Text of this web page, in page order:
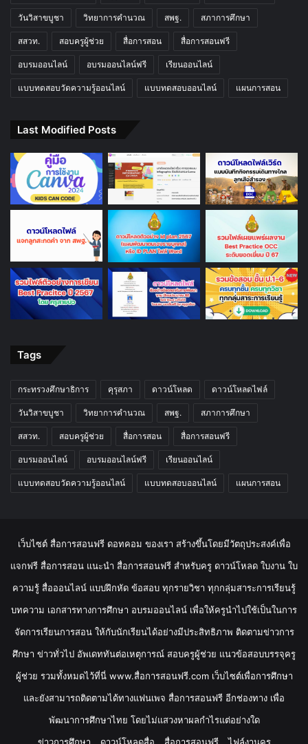
วันวิสาขบูชา วิทยาการคำนวณ สพฐ. สภาการศึกษา
สสวท. สอบครูผู้ช่วย สื่อการสอน สื่อการสอนฟรี
อบรมออนไลน์ อบรมออนไลน์ฟรี เรียนออนไลน์
แบบทดสอบวัดความรู้ออนไลน์ แบบทดสอบออนไลน์ แผนการสอน
Last Modified Posts
Tags
กระทรวงศึกษาธิการ คุรุสภา ดาวน์โหลด ดาวน์โหลดไฟล์
วันวิสาขบูชา วิทยาการคำนวณ สพฐ. สภาการศึกษา
สสวท. สอบครูผู้ช่วย สื่อการสอน สื่อการสอนฟรี
อบรมออนไลน์ อบรมออนไลน์ฟรี เรียนออนไลน์
แบบทดสอบวัดความรู้ออนไลน์ แบบทดสอบออนไลน์ แผนการสอน
เว็บไซต์ สื่อการสอนฟรี ดอทคอม ของเรา สร้างขึ้นโดยมีวัตถุประสงค์เพื่อ
แจกฟรี สื่อการสอน แนะนำ สื่อการสอนฟรี สำหรับครู ดาวน์โหลด ใบงาน ใบ
ความรู้ สื่อออนไลน์ แบบฝึกหัด ข้อสอบ ทุกรายวิชา ทุกกลุ่มสาระการเรียนรู้
บทความ เอกสารทางการศึกษา อบรมออนไลน์ เพื่อให้ครูนำไปใช้เป็นในการ
จัดการเรียนการสอน ให้กับนักเรียนได้อย่างมีประสิทธิภาพ ติดตามข่าวการ
ศึกษา ข่าวทั่วไป อัพเดททันต่อเหตุการณ์ สอบครูผู้ช่วย แนวข้อสอบบรรจุครู
ผู้ช่วย รวมทั้งหมดไว้ที่นี่ www.สื่อการสอนฟรี.com เว็บไซต์เพื่อการศึกษา
และยังสามารถติดตามได้ทางแฟนเพจ สื่อการสอนฟรี อีกช่องทาง เพื่อ
พัฒนาการศึกษาไทย โดยไม่แสวงหาผลกำไรแต่อย่างใด